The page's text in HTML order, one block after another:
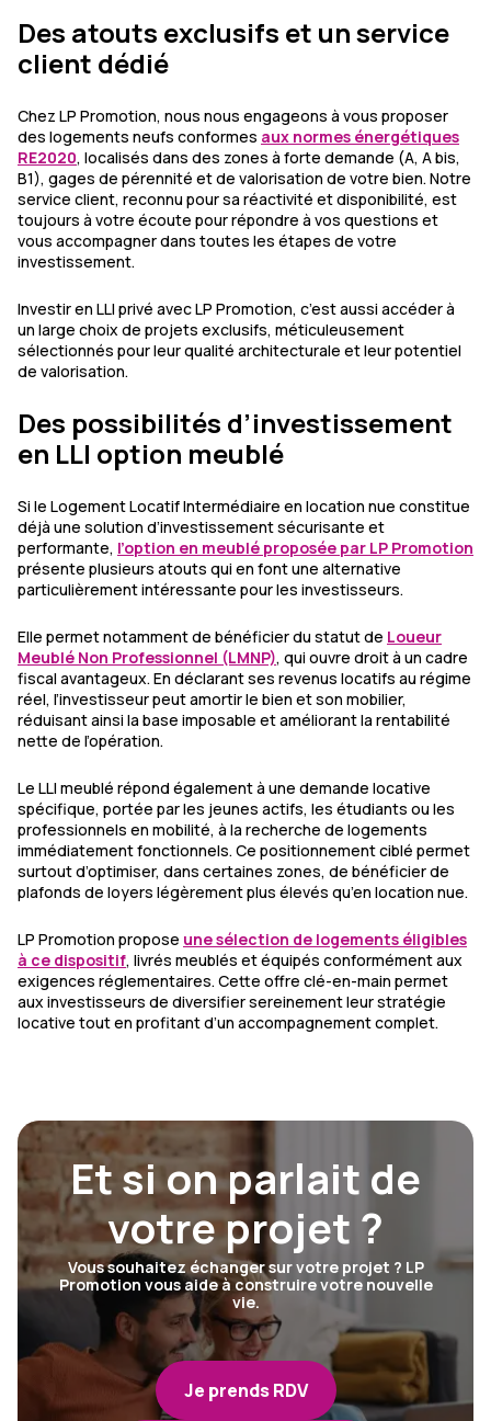
Des atouts exclusifs et un service
client dédié
Chez LP Promotion, nous nous engageons à vous proposer
des logements neufs conformes aux normes énergétiques
RE2020, localisés dans des zones à forte demande (A, A bis,
B1), gages de pérennité et de valorisation de votre bien. Notre
service client, reconnu pour sa réactivité et disponibilité, est
toujours à votre écoute pour répondre à vos questions et
vous accompagner dans toutes les étapes de votre
investissement.
Investir en LLI privé avec LP Promotion, c’est aussi accéder à
un large choix de projets exclusifs, méticuleusement
sélectionnés pour leur qualité architecturale et leur potentiel
de valorisation.
Des possibilités d’investissement
en LLI option meublé
Si le Logement Locatif Intermédiaire en location nue constitue
déjà une solution d’investissement sécurisante et
performante, l’option en meublé proposée par LP Promotion
présente plusieurs atouts qui en font une alternative
particulièrement intéressante pour les investisseurs.
Elle permet notamment de bénéficier du statut de Loueur
Meublé Non Professionnel (LMNP), qui ouvre droit à un cadre
fiscal avantageux. En déclarant ses revenus locatifs au régime
réel, l’investisseur peut amortir le bien et son mobilier,
réduisant ainsi la base imposable et améliorant la rentabilité
nette de l’opération.
Le LLI meublé répond également à une demande locative
spécifique, portée par les jeunes actifs, les étudiants ou les
professionnels en mobilité, à la recherche de logements
immédiatement fonctionnels. Ce positionnement ciblé permet
surtout d’optimiser, dans certaines zones, de bénéficier de
plafonds de loyers légèrement plus élevés qu’en location nue.
LP Promotion propose une sélection de logements éligibles
à ce dispositif, livrés meublés et équipés conformément aux
exigences réglementaires. Cette offre clé-en-main permet
aux investisseurs de diversifier sereinement leur stratégie
locative tout en profitant d’un accompagnement complet.
Et si on parlait de
votre projet ?
Vous souhaitez échanger sur votre projet ? LP
Promotion vous aide à construire votre nouvelle
vie.
Je prends RDV